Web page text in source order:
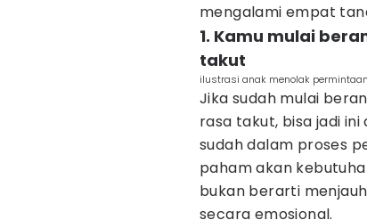
mengalami empat
1. Kamu mulai
takut
ilustrasi anak menolak
Jika sudah mulai
rasa takut, bisa jadi
sudah dalam proses
paham akan
bukan berarti
secara emosional.